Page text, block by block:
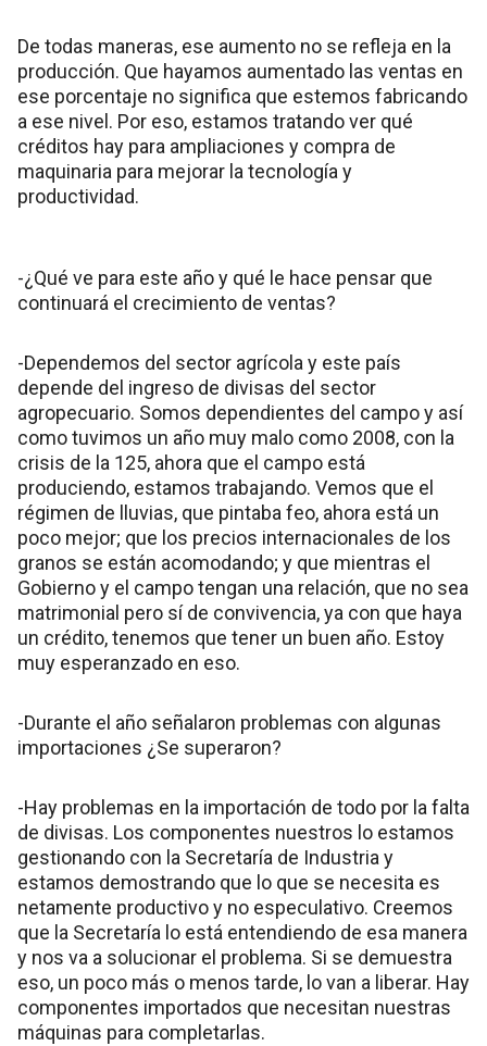
De todas maneras, ese aumento no se refleja en la
producción. Que hayamos aumentado las ventas en
ese porcentaje no significa que estemos fabricando
a ese nivel. Por eso, estamos tratando ver qué
créditos hay para ampliaciones y compra de
maquinaria para mejorar la tecnología y
productividad.
-¿Qué ve para este año y qué le hace pensar que
continuará el crecimiento de ventas?
-Dependemos del sector agrícola y este país
depende del ingreso de divisas del sector
agropecuario. Somos dependientes del campo y así
como tuvimos un año muy malo como 2008, con la
crisis de la 125, ahora que el campo está
produciendo, estamos trabajando. Vemos que el
régimen de lluvias, que pintaba feo, ahora está un
poco mejor; que los precios internacionales de los
granos se están acomodando; y que mientras el
Gobierno y el campo tengan una relación, que no sea
matrimonial pero sí de convivencia, ya con que haya
un crédito, tenemos que tener un buen año. Estoy
muy esperanzado en eso.
-Durante el año señalaron problemas con algunas
importaciones ¿Se superaron?
-Hay problemas en la importación de todo por la falta
de divisas. Los componentes nuestros lo estamos
gestionando con la Secretaría de Industria y
estamos demostrando que lo que se necesita es
netamente productivo y no especulativo. Creemos
que la Secretaría lo está entendiendo de esa manera
y nos va a solucionar el problema. Si se demuestra
eso, un poco más o menos tarde, lo van a liberar. Hay
componentes importados que necesitan nuestras
máquinas para completarlas.